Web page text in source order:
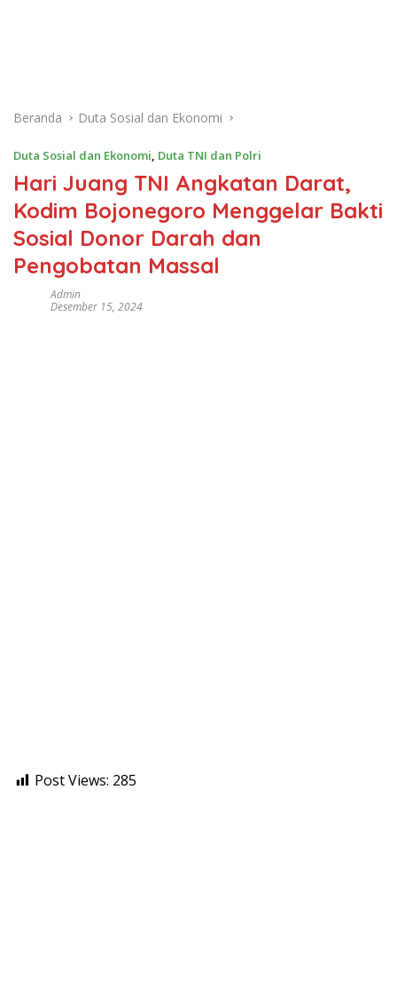
Beranda Duta Sosial dan Ekonomi
Duta Sosial dan Ekonomi, Duta TNI dan Polri
Hari Juang TNI Angkatan Darat,
Kodim Bojonegoro Menggelar Bakti
Sosial Donor Darah dan
Pengobatan Massal
Admin
Desember 15, 2024
Post Views: 285